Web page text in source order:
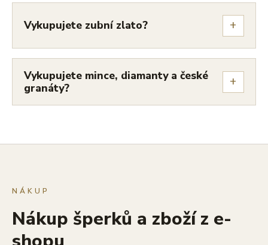
Vykupujete zubní zlato? +
Vykupujete mince, diamanty a české
granáty?
+
NÁKUP
Nákup šperků a zboží z e-